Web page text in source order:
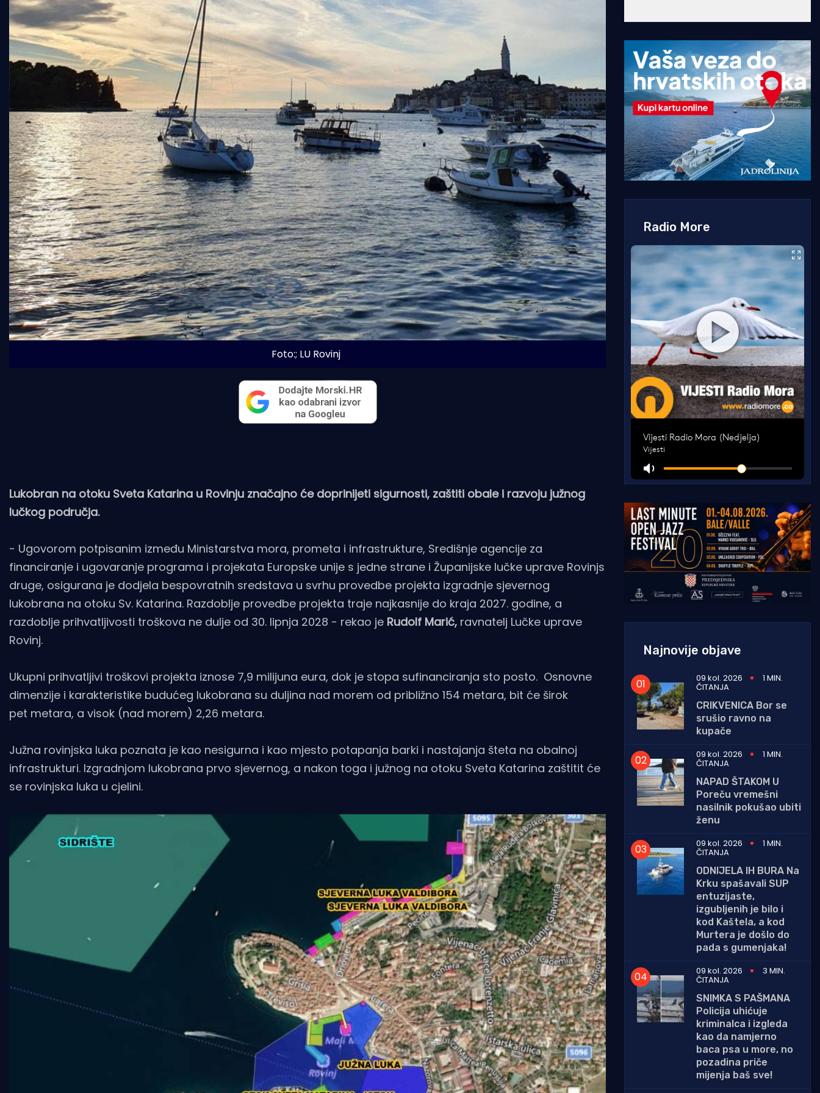
Foto:; LU Rovinj
Lukobran na otoku Sveta Katarina u Rovinju značajno će doprinijeti sigurnosti, zaštiti obale i razvoju južnog
lučkog područja.
- Ugovorom potpisanim između Ministarstva mora, prometa i infrastrukture, Središnje agencije za
financiranje i ugovaranje programa i projekata Europske unije s jedne strane i Županijske lučke uprave Rovinjs
druge, osigurana je dodjela bespovratnih sredstava u svrhu provedbe projekta izgradnje sjevernog
lukobrana na otoku Sv. Katarina. Razdoblje provedbe projekta traje najkasnije do kraja 2027. godine, a
razdoblje prihvatljivosti troškova ne dulje od 30. lipnja 2028 - rekao je Rudolf Marić, ravnatelj Lučke uprave
Rovinj.
Ukupni prihvatljivi troškovi projekta iznose 7,9 milijuna eura, dok je stopa sufinanciranja sto posto. Osnovne
dimenzije i karakteristike budućeg lukobrana su duljina nad morem od približno 154 metara, bit će širok
pet metara, a visok (nad morem) 2,26 metara.
Južna rovinjska luka poznata je kao nesigurna i kao mjesto potapanja barki i nastajanja šteta na obalnoj
infrastrukturi. Izgradnjom lukobrana prvo sjevernog, a nakon toga i južnog na otoku Sveta Katarina zaštitit će
se rovinjska luka u cjelini.
Radio More
Najnovije objave
09 kol. 2026 1 MIN.
ČITANJA
CRIKVENICA Bor se
srušio ravno na
kupače
09 kol. 2026
1 MIN.
ČITANJA
NAPAD ŠTAKOM U
Poreču vremešni
nasilnik pokušao ubiti
ženu
09 kol. 2026
1 MIN.
ČITANJA
ODNIJELA IH BURA Na
Krku spašavali SUP
entuzijaste,
izgubljenih je bilo i
kod Kaštela, a kod
Murtera je došlo do
pada s gumenjaka!
09 kol. 2026
3 MIN.
ČITANJA
SNIMKA S PAŠMANA
Policija uhićuje
kriminalca i izgleda
kao da namjerno
baca psa u more, no
pozadina priče
mijenja baš sve!